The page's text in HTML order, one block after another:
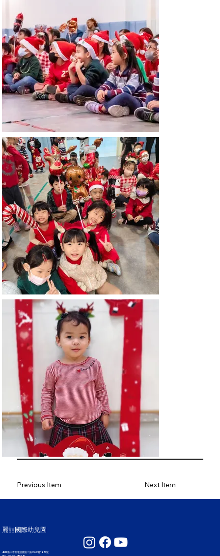
Previous Item Next Item
麗喆國際幼兒園
407臺中市西屯區國安二路242巷199號